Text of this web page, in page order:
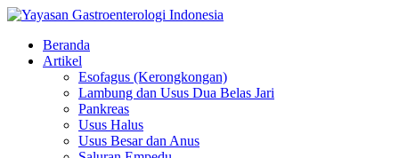
Beranda
Artikel
Esofagus (Kerongkongan)
Lambung dan Usus Dua Belas Jari
Pankreas
Usus Halus
Usus Besar dan Anus